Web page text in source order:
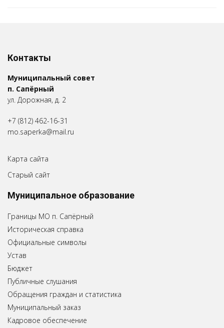
Контакты
Муниципальный совет
п. Сапёрный
ул. Дорожная, д. 2
+7 (812) 462-16-31
mo.saperka@mail.ru
Карта сайта
Старый сайт
Муниципальное образование
Границы МО п. Сапёрный
Историческая справка
Официальные символы
Устав
Бюджет
Публичные слушания
Обращения граждан и статистика
Муниципальный заказ
Кадровое обеспечение